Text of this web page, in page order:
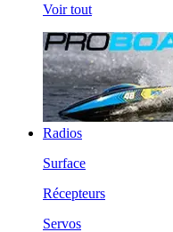
Voir tout
Radios
Surface
Récepteurs
Servos